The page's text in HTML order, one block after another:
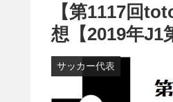
【第1117回
想【2019年J1
サッカー代表